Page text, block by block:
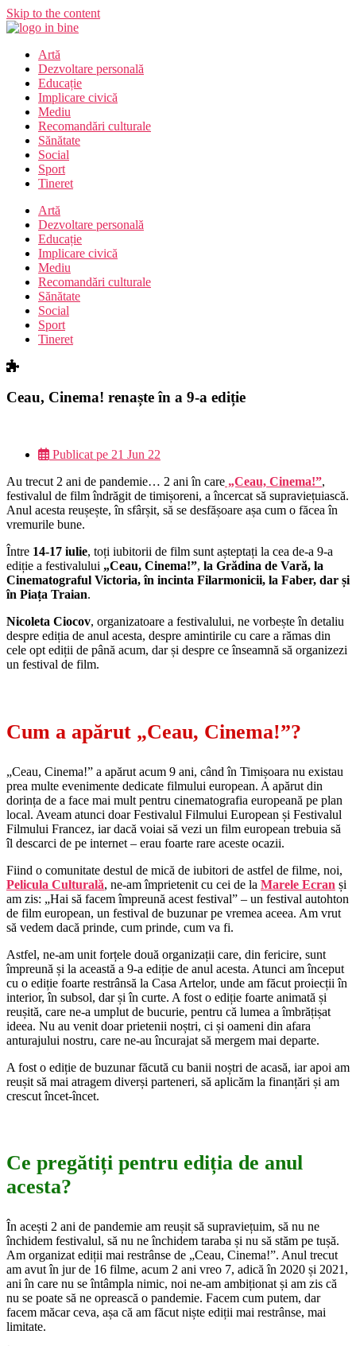
Skip to the content
Artă
Dezvoltare personală
Educație
Implicare civică
Mediu
Recomandări culturale
Sănătate
Social
Sport
Tineret
Artă
Dezvoltare personală
Educație
Implicare civică
Mediu
Recomandări culturale
Sănătate
Social
Sport
Tineret
Ceau, Cinema! renaște în a 9-a ediție
Publicat pe 21 Jun 22
Au trecut 2 ani de pandemie… 2 ani în care „Ceau, Cinema!”,
festivalul de film îndrăgit de timișoreni, a încercat să supraviețuiască.
Anul acesta reușește, în sfârșit, să se desfășoare așa cum o făcea în
vremurile bune.
Între 14-17 iulie, toți iubitorii de film sunt așteptați la cea de-a 9-a
ediție a festivalului „Ceau, Cinema!”, la Grădina de Vară, la
Cinematograful Victoria, în incinta Filarmonicii, la Faber, dar și
în Piața Traian.
Nicoleta Ciocov, organizatoare a festivalului, ne vorbește în detaliu
despre ediția de anul acesta, despre amintirile cu care a rămas din
cele opt ediții de până acum, dar și despre ce înseamnă să organizezi
un festival de film.
Cum a apărut „Ceau, Cinema!”?
„Ceau, Cinema!” a apărut acum 9 ani, când în Timișoara nu existau
prea multe evenimente dedicate filmului european. A apărut din
dorința de a face mai mult pentru cinematografia europeană pe plan
local. Aveam atunci doar Festivalul Filmului European și Festivalul
Filmului Francez, iar dacă voiai să vezi un film european trebuia să
îl descarci de pe internet – erau foarte rare aceste ocazii.
Fiind o comunitate destul de mică de iubitori de astfel de filme, noi,
Pelicula Culturală, ne-am împrietenit cu cei de la Marele Ecran și
am zis: „Hai să facem împreună acest festival” – un festival autohton
de film european, un festival de buzunar pe vremea aceea. Am vrut
să vedem dacă prinde, cum prinde, cum va fi.
Astfel, ne-am unit forțele două organizații care, din fericire, sunt
împreună și la această a 9-a ediție de anul acesta. Atunci am început
cu o ediție foarte restrânsă la Casa Artelor, unde am făcut proiecții în
interior, în subsol, dar și în curte. A fost o ediție foarte animată și
reușită, care ne-a umplut de bucurie, pentru că lumea a îmbrățișat
ideea. Nu au venit doar prietenii noștri, ci și oameni din afara
anturajului nostru, care ne-au încurajat să mergem mai departe.
A fost o ediție de buzunar făcută cu banii noștri de acasă, iar apoi am
reușit să mai atragem diverși parteneri, să aplicăm la finanțări și am
crescut încet-încet.
Ce pregătiți pentru ediția de anul
acesta?
În acești 2 ani de pandemie am reușit să supraviețuim, să nu ne
închidem festivalul, să nu ne închidem taraba și nu să stăm pe tușă.
Am organizat ediții mai restrânse de „Ceau, Cinema!”. Anul trecut
am avut în jur de 16 filme, acum 2 ani vreo 7, adică în 2020 și 2021,
ani în care nu se întâmpla nimic, noi ne-am ambiționat și am zis că
nu se poate să ne oprească o pandemie. Facem cum putem, dar
facem măcar ceva, așa că am făcut niște ediții mai restrânse, mai
limitate.